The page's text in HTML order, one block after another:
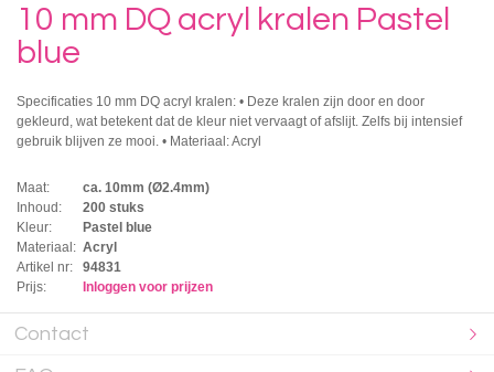
10 mm DQ acryl kralen Pastel
blue
Specificaties 10 mm DQ acryl kralen: • Deze kralen zijn door en door
gekleurd, wat betekent dat de kleur niet vervaagt of afslijt. Zelfs bij intensief
gebruik blijven ze mooi. • Materiaal: Acryl
Maat:
ca. 10mm (Ø2.4mm)
Inhoud:
200 stuks
Kleur:
Pastel blue
Materiaal: Acryl
Artikel nr:
94831
Prijs:
Inloggen voor prijzen
Contact